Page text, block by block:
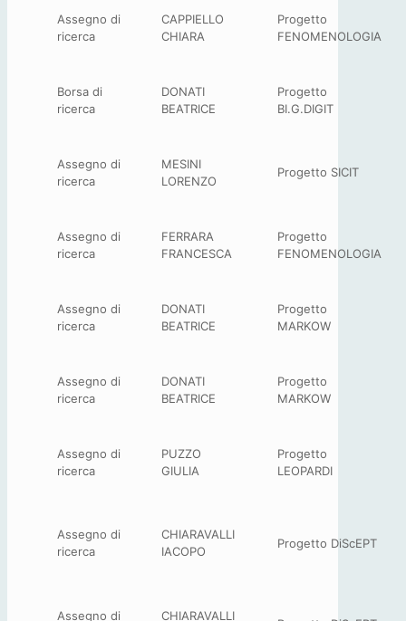
Assegno di
ricerca
CAPPIELLO
CHIARA
Progetto
FENOMENOLOGIA
Borsa di
ricerca
DONATI
BEATRICE
Progetto
BI.G.DIGIT
Assegno di
ricerca
MESINI
LORENZO
Progetto SICIT
Assegno di
ricerca
FERRARA
FRANCESCA
Progetto
FENOMENOLOGIA
Assegno di
ricerca
DONATI
BEATRICE
Progetto
MARKOW
Assegno di
ricerca
DONATI
BEATRICE
Progetto
MARKOW
Assegno di
ricerca
PUZZO
GIULIA
Progetto
LEOPARDI
Assegno di
ricerca
CHIARAVALLI
IACOPO
Progetto DiScEPT
Assegno di
CHIARAVALLI